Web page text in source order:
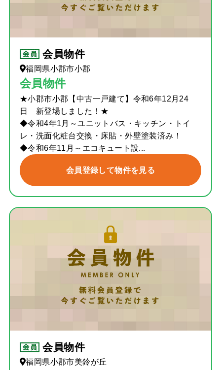
会員物件
福岡県小郡市小郡
会員物件
★小郡市小郡【中古一戸建て】令和6年12月24
日 新登場しました！★
◆令和4年1月～ユニットバス・キッチン・トイ
レ・洗面化粧台交換・床貼・外壁塗装済み！
◆令和6年11月～エコキュート設...
会員登録して物件を見る
会員物件
福岡県小郡市美鈴が丘